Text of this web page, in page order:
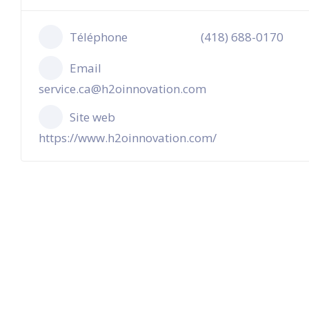
Téléphone
(418) 688-0170
Email
service.ca@h2oinnovation.com
Site web
https://www.h2oinnovation.com/